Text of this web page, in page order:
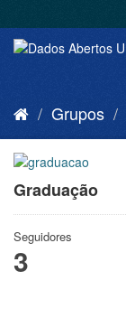
Grupos
Graduação
Seguidores
3